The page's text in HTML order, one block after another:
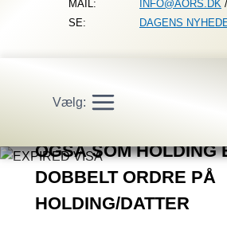
MAIL:
INFO@AORS.DK /
SE:
DAGENS
Vælg:
OGSÅ SOM HOLDING
DOBBELT ORDRE PÅ
HOLDING/DATTER